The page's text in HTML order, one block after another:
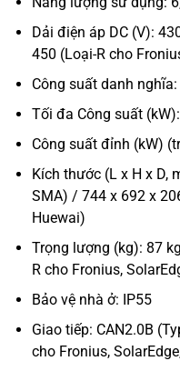
Dải điện áp DC (V):
450 (Loại-R cho
Công suất danh nghĩa:
Tối đa Công suất
Công suất đỉnh (kW)
Kích thước (L x H x D,
SMA) / 744 x 692 x
Huewai)
Trọng lượng (kg): 87
R cho Fronius,
Bảo vệ nhà ở: IP55
Giao tiếp: CAN2.0B
cho Fronius,